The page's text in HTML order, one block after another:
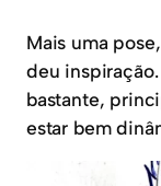
Mais uma
deu
bastante,
estar bem